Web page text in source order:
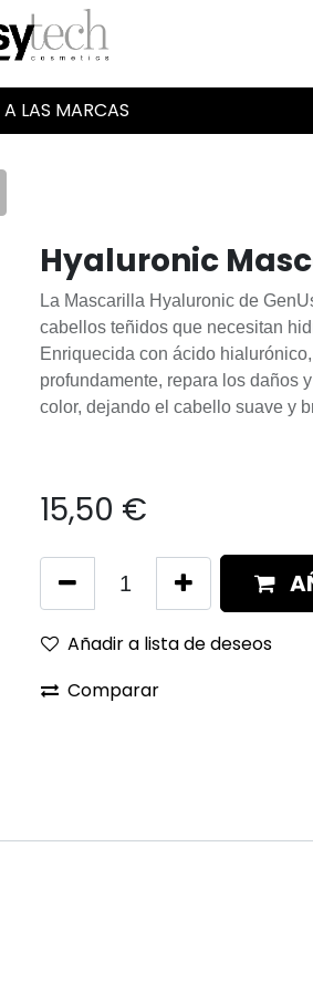
LAS MARCAS
Hyaluronic
La Mascarilla Hyaluronic de
cabellos teñidos que necesitan
Enriquecida con ácido
profundamente, repara los daños
color, dejando el cabello suave y
15,50 €
Añadir a lista de deseos
Comparar